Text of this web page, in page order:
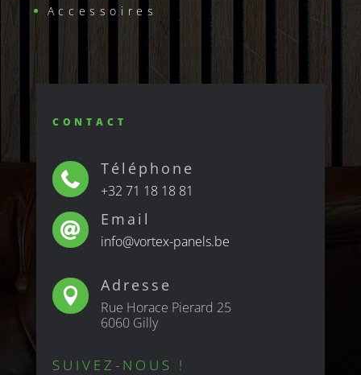
Accessoires
CONTACT

Téléphone
+32 71 18 18 81

Email
info@vortex-panels.be

Adresse
Rue Horace Pierard 25
6060 Gilly
SUIVEZ-NOUS !